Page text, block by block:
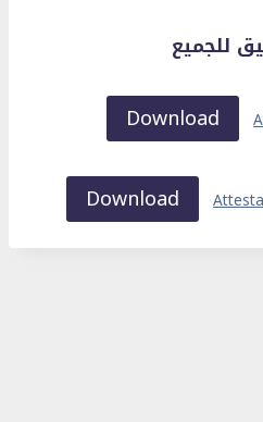
للجميع
Download
Download